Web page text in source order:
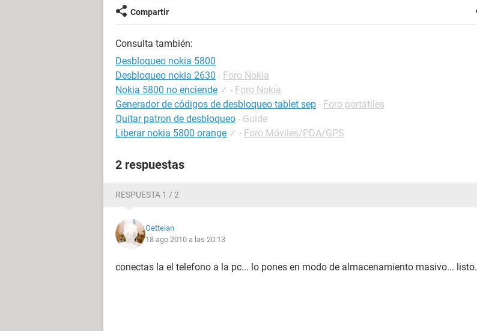
Compartir
Consulta también:
Desbloqueo nokia 5800
Desbloqueo nokia 2630 - Foro Nokia
Nokia 5800 no enciende ✓ - Foro Nokia
Generador de códigos de desbloqueo tablet sep - Foro portátiles
Quitar patron de desbloqueo - Guide
Liberar nokia 5800 orange ✓ - Foro Móviles/PDA/GPS
2 respuestas
RESPUESTA 1 / 2
Getteian
18 ago 2010 a las 20:13
conectas la el telefono a la pc... lo pones en modo de almacenamiento masivo... listo.